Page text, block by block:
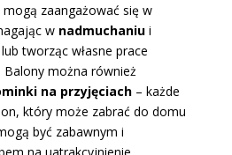
zaangażować się w
w nadmuchaniui
tworząc własne prace
można również
na przyjęciach– każde
który może zabrać do domu
być zabawnym i